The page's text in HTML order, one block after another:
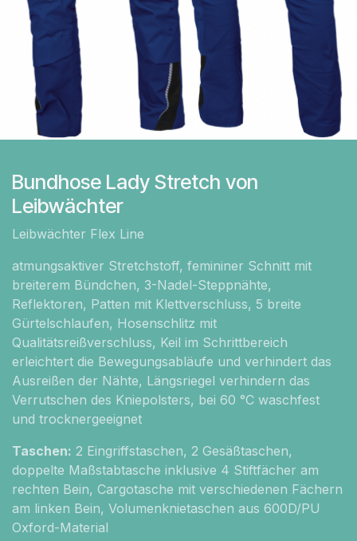
Bundhose Lady Stretch von
Leibwächter
Leibwächter Flex Line
atmungsaktiver Stretchstoff, femininer Schnitt mit
breiterem Bündchen, 3-Nadel-Steppnähte,
Reflektoren, Patten mit Klettverschluss, 5 breite
Gürtelschlaufen, Hosenschlitz mit
Qualitätsreißverschluss, Keil im Schrittbereich
erleichtert die Bewegungsabläufe und verhindert das
Ausreißen der Nähte, Längsriegel verhindern das
Verrutschen des Kniepolsters, bei 60 °C waschfest
und trocknergeeignet
Taschen: 2 Eingriffstaschen, 2 Gesäßtaschen,
doppelte Maßstabtasche inklusive 4 Stiftfächer am
rechten Bein, Cargotasche mit verschiedenen Fächern
am linken Bein, Volumenknietaschen aus 600D/PU
Oxford-Material